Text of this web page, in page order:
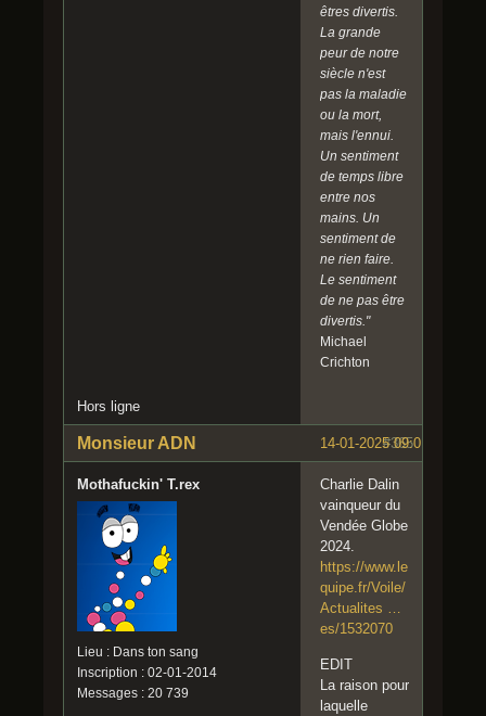
êtres divertis.
La grande
peur de notre
siècle n'est
pas la maladie
ou la mort,
mais l'ennui.
Un sentiment
de temps libre
entre nos
mains. Un
sentiment de
ne rien faire.
Le sentiment
de ne pas être
divertis."
Michael
Crichton
Hors ligne
#365
14-01-2025 09:01:54
Monsieur ADN
Mothafuckin' T.rex
Lieu : Dans ton sang
Inscription : 02-01-2014
Messages : 20 739
Charlie Dalin
vainqueur du
Vendée Globe
2024.
https://www.le
quipe.fr/Voile/
Actualites …
es/1532070
EDIT
La raison pour
laquelle